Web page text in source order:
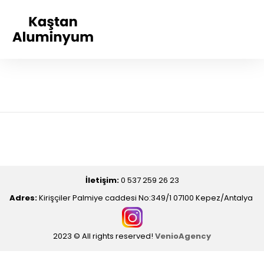
İletişim:0 537 259 26 23
Adres:Kirişçiler Palmiye caddesi No:349/1 07100 Kepez/Antalya
2023 © All rights reserved! VenioAgency